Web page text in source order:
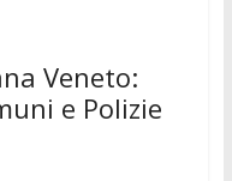
Veneto:
e Polizie